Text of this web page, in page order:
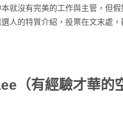
就沒有完美的工作與主管，但假
人的特質介紹，投票在文末處，
（有經驗才華的